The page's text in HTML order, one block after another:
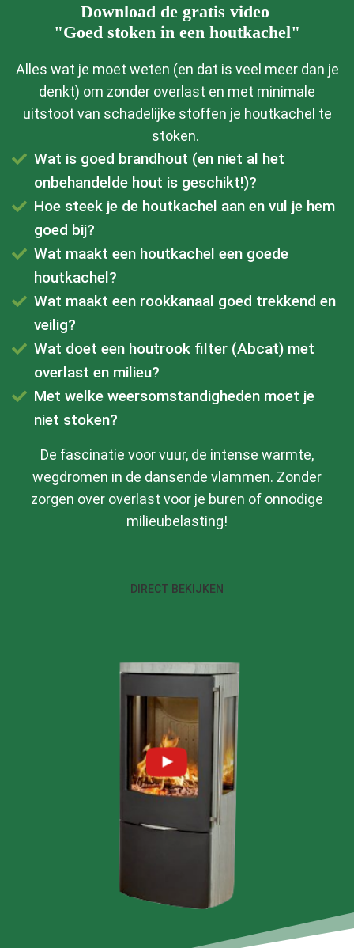
Download de gratis video
"Goed stoken in een houtkachel"
Alles wat je moet weten (en dat is veel meer dan je
denkt) om zonder overlast en met minimale
uitstoot van schadelijke stoffen je houtkachel te
stoken.
Wat is goed brandhout (en niet al het
onbehandelde hout is geschikt!)?
Hoe steek je de houtkachel aan en vul je hem
goed bij?
Wat maakt een houtkachel een goede
houtkachel?
Wat maakt een rookkanaal goed trekkend en
veilig?
Wat doet een houtrook filter (Abcat) met
overlast en milieu?
Met welke weersomstandigheden moet je
niet stoken?
De fascinatie voor vuur, de intense warmte,
wegdromen in de dansende vlammen. Zonder
zorgen over overlast voor je buren of onnodige
milieubelasting!
DIRECT BEKIJKEN